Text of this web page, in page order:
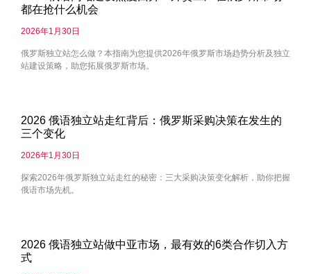
都在抢什么机会
2026年1月30日
俄罗斯独立站怎么做？本指南为您提供2026年俄罗斯市场趋势分析及独立
站建设策略，助您拓展俄罗斯市场。
2026 俄语独立站走红背后：俄罗斯采购决策在发生的
三个变化
2026年1月30日
探索2026年俄罗斯独立站走红的秘密：三大采购决策变化解析，助你把握
俄语市场先机。
2026 俄语独立站做中亚市场，最有效的6类合作切入方
式